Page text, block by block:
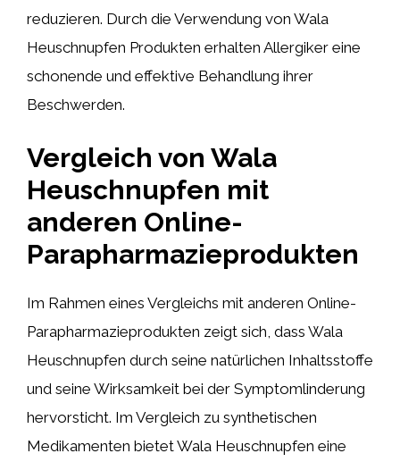
reduzieren. Durch die Verwendung von Wala
Heuschnupfen Produkten erhalten Allergiker eine
schonende und effektive Behandlung ihrer
Beschwerden.
Vergleich von Wala
Heuschnupfen mit
anderen Online-
Parapharmazieprodukten
Im Rahmen eines Vergleichs mit anderen Online-
Parapharmazieprodukten zeigt sich, dass Wala
Heuschnupfen durch seine natürlichen Inhaltsstoffe
und seine Wirksamkeit bei der Symptomlinderung
hervorsticht. Im Vergleich zu synthetischen
Medikamenten bietet Wala Heuschnupfen eine